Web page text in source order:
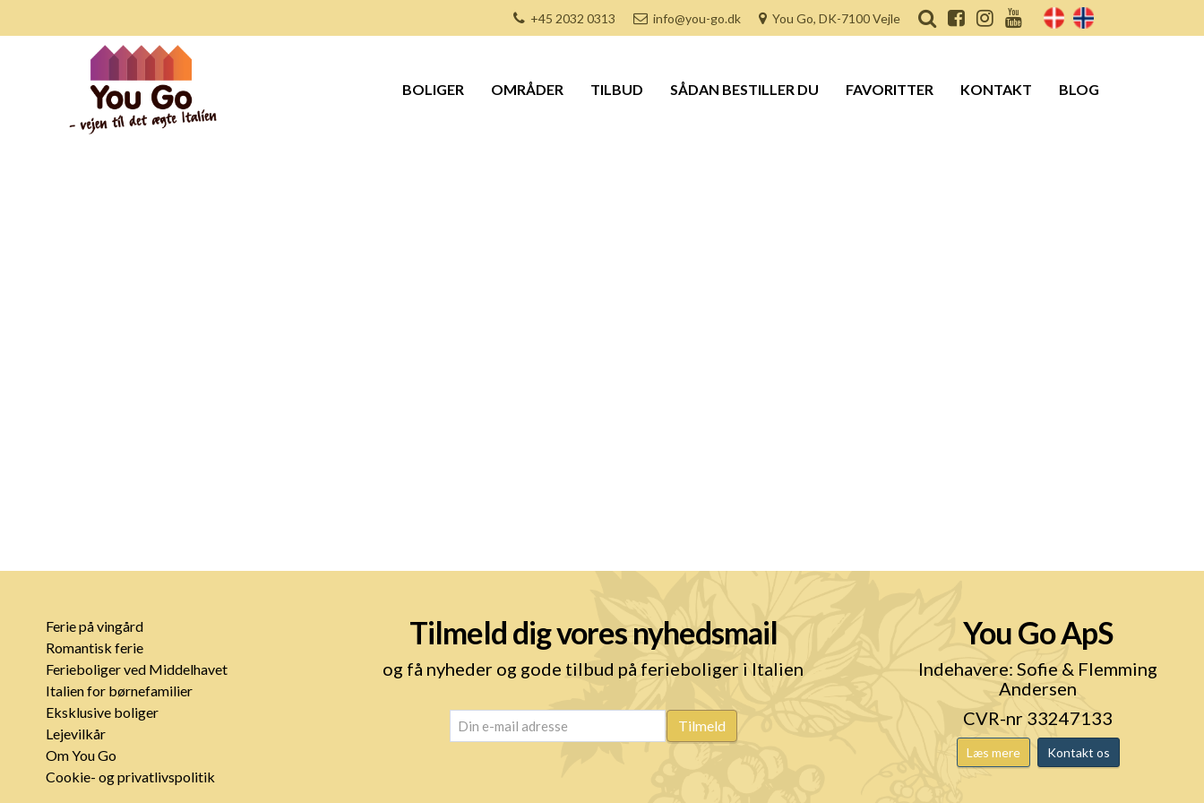
+45 2032 0313 info@you-go.dk You Go, DK-7100 Vejle
BOLIGER OMRÅDER TILBUD SÅDAN BESTILLER DU FAVORITTER KONTAKT BLOG
Ferie på vingård
Romantisk ferie
Ferieboliger ved Middelhavet
Italien for børnefamilier
Eksklusive boliger
Lejevilkår
Om You Go
Cookie- og privatlivspolitik
Tilmeld dig vores nyhedsmail
og få nyheder og gode tilbud på ferieboliger i Italien
email (Påkrævet) Tilmeld
You Go ApS
Indehavere: Sofie & Flemming
Andersen
CVR-nr 33247133
Læs mere Kontakt os